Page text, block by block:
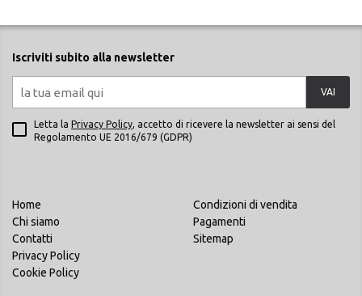
Iscriviti subito alla newsletter
VAI
Letta la Privacy Policy, accetto di ricevere la newsletter ai sensi del
Regolamento UE 2016/679 (GDPR)
Home
Chi siamo
Contatti
Privacy Policy
Cookie Policy
Condizioni di vendita
Pagamenti
Sitemap